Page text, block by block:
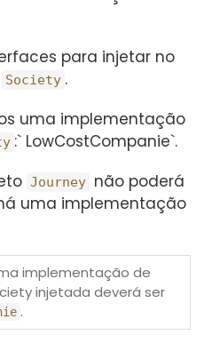
para injetar no
Society .
uma implementação
:` LowCostCompanie`.
Journey não poderá
uma implementação
implementação de
injetada deverá ser
.